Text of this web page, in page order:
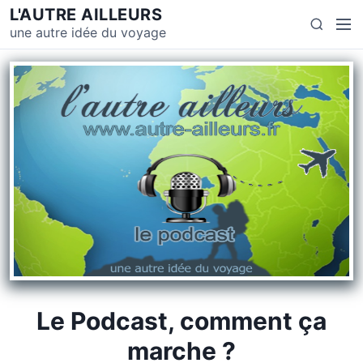
L'AUTRE AILLEURS
une autre idée du voyage
Le Podcast, comment ça
marche ?